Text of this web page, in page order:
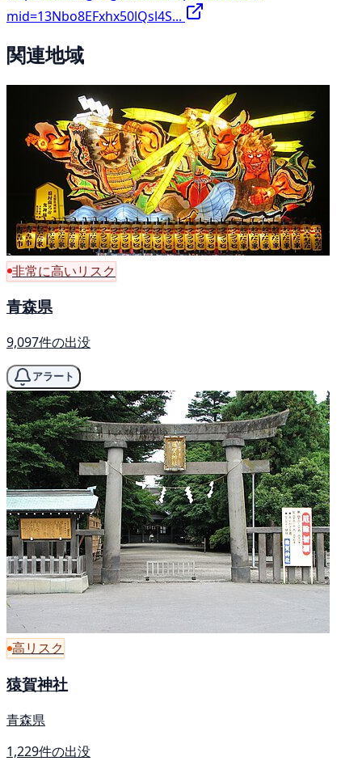
mid=13Nbo8EFxhx50lQsl4S...
関連地域
非常に高いリスク
青森県
9,097件の出没
アラート
高リスク
猿賀神社
青森県
1,229件の出没